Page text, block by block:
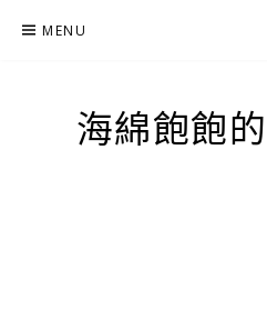
MENU
海綿飽飽